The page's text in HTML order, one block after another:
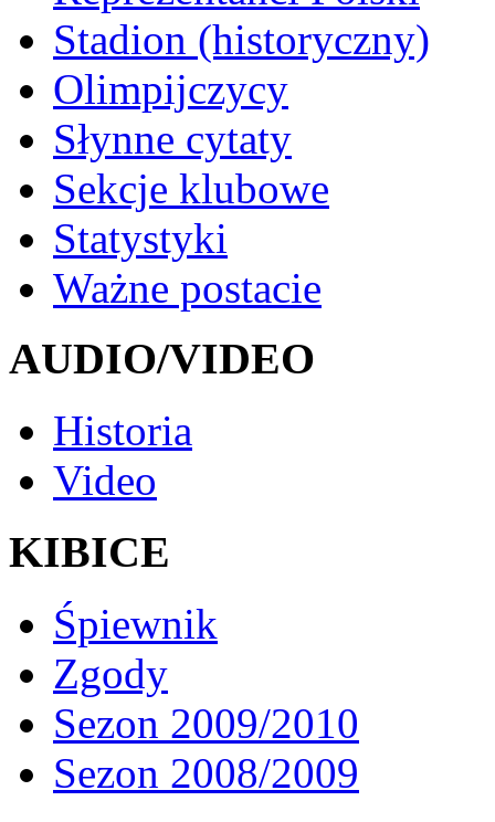
Stadion (historyczny)
Olimpijczycy
Słynne cytaty
Sekcje klubowe
Statystyki
Ważne postacie
AUDIO/VIDEO
Historia
Video
KIBICE
Śpiewnik
Zgody
Sezon 2009/2010
Sezon 2008/2009